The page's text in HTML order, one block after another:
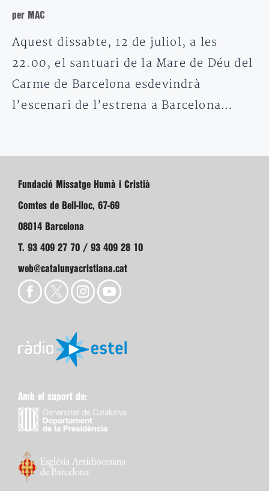
per MAC
Aquest dissabte, 12 de juliol, a les
22.00, el santuari de la Mare de Déu del
Carme de Barcelona esdevindrà
l’escenari de l’estrena a Barcelona…
Fundació Missatge Humà i Cristià
Comtes de Bell-lloc, 67-69
08014 Barcelona
T. 93 409 27 70 / 93 409 28 10
web@catalunyacristiana.cat
Amb el suport de: